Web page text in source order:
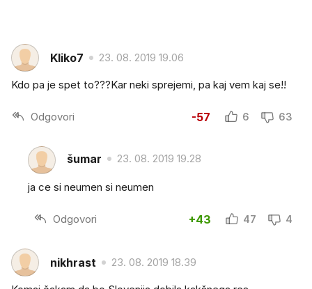
Kliko7 23. 08. 2019 19.06
Kdo pa je spet to???Kar neki sprejemi, pa kaj vem kaj se!!
Odgovori -57 6 63
šumar 23. 08. 2019 19.28
ja ce si neumen si neumen
Odgovori +43 47 4
nikhrast 23. 08. 2019 18.39